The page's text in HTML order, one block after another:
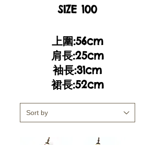
SIZE 100
上圍:56cm
肩長:25cm
袖長:31cm
裙長:52cm​